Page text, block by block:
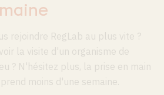
rejoindre RegLab au plus vite ?
la visite d'un organisme de
? N'hésitez plus, la prise en main
moins d'une semaine.